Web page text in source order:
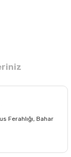
Ferahlığı, Bahar